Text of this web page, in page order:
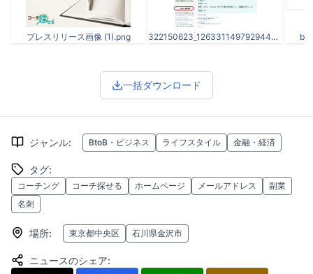
プレスリリース画像 (1).png 322150623_1263311497929443_8582721782235945145_n.png
一括ダウンロード
ジャンル: BtoB・ビジネス ライフスタイル 金融・経済
タグ:
コーチング コーチ探せる ホームページ メールアドレス
副業
名刺
場所: 東京都中央区 石川県金沢市
ニュースのシェア: